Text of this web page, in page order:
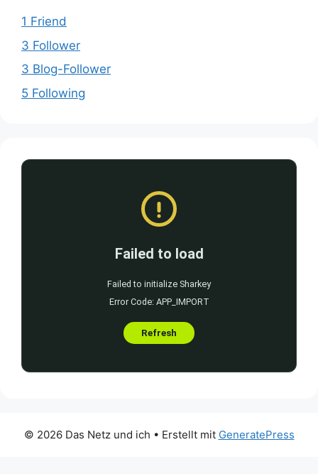
1 Friend
3 Follower
3 Blog-Follower
5 Following
© 2026 Das Netz und ich • Erstellt mit GeneratePress